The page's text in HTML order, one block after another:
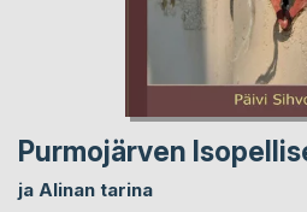
Purmojärven
ja Alinan tarina